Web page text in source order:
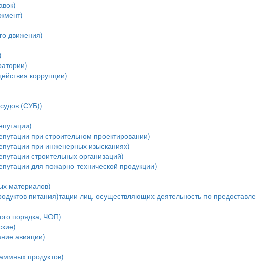
движения)
коррупции)
(СУБ))
при строительном проектировании)
при инженерных изысканиях)
строительных организаций)
для пожарно-технической продукции)
материалов)
питания)тации лиц, осуществляющих деятельность по
порядка, ЧОП)
авиации)
продуктов)